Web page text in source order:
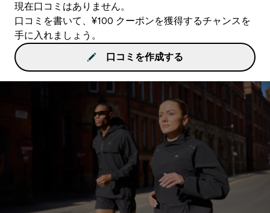
現在口コミはありません。
口コミを書いて、¥100 クーポンを獲得するチャンスを
手に入れましょう。
口コミを作成する